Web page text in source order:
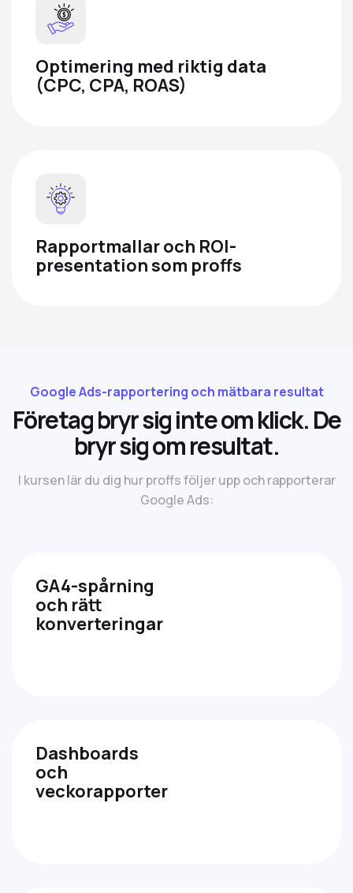
Optimering med riktig data
(CPC, CPA, ROAS)
Rapportmallar och ROI-
presentation som proffs
Google Ads-rapportering och mätbara resultat
Företagbryrsiginteomklick.De
bryrsigomresultat.
I kursen lär du dig hur proffs följer upp och rapporterar
Google Ads:
GA4-spårning
och rätt
konverteringar
Dashboards
och
veckorapporter